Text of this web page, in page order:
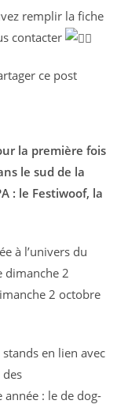
remplir la fiche
contacter
ce post
la première fois
le sud de la
: le Festiwoof, la
à l’univers du
dimanche 2
2 octobre
en lien avec
des
: le de dog-